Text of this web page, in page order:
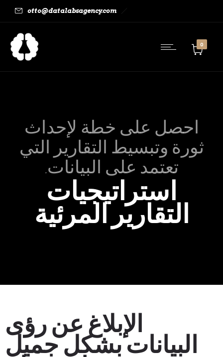
otto@datalabsagency.com
0
احصل على خطة لإحداث
ثورة وتبسيط التقارير التي
تعتمد على البيانات.
استراتيجيات
التقارير المرئية
الإبلاغ عن رؤى
البيانات بشكل جميل